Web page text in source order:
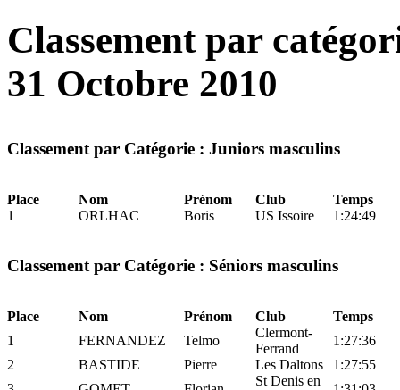
Classement par
31 Octobre 2010
Classement par Catégorie : Juniors masculins
Place Nom Prénom Club
Temps
1
ORLHAC Boris US Issoire 1:24:49
Classement par Catégorie : Séniors masculins
Place Nom Prénom Club
Temps
1
FERNANDEZ Telmo
Clermont-
Ferrand
1:27:36
2
BASTIDE Pierre Les Daltons
1:27:55
St Denis en